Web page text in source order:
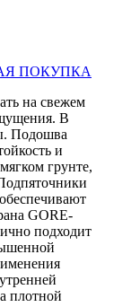
ПОКУПКА
на свежем
В
Подошва
и
грунте,
GORE-
подходит
плотной